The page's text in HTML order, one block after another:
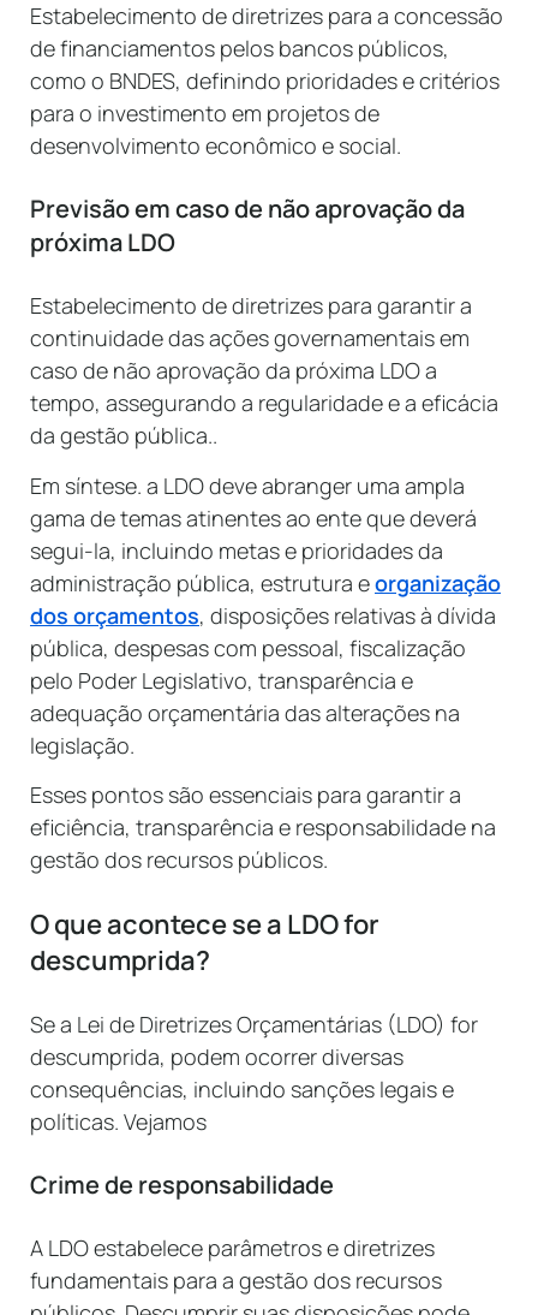
Estabelecimento de diretrizes para a concessão
de financiamentos pelos bancos públicos,
como o BNDES, definindo prioridades e critérios
para o investimento em projetos de
desenvolvimento econômico e social.
Previsão em caso de não aprovação da
próxima LDO
Estabelecimento de diretrizes para garantir a
continuidade das ações governamentais em
caso de não aprovação da próxima LDO a
tempo, assegurando a regularidade e a eficácia
da gestão pública..
Em síntese. a LDO deve abranger uma ampla
gama de temas atinentes ao ente que deverá
segui-la, incluindo metas e prioridades da
administração pública, estrutura eorganização
dos orçamentos, disposições relativas à dívida
pública, despesas com pessoal, fiscalização
pelo Poder Legislativo, transparência e
adequação orçamentária das alterações na
legislação.
Esses pontos são essenciais para garantir a
eficiência, transparência e responsabilidade na
gestão dos recursos públicos.
O que acontece se a LDO for
descumprida?
Se a Lei de Diretrizes Orçamentárias (LDO) for
descumprida, podem ocorrer diversas
consequências, incluindo sanções legais e
políticas. Vejamos
Crime de responsabilidade
A LDO estabelece parâmetros e diretrizes
fundamentais para a gestão dos recursos